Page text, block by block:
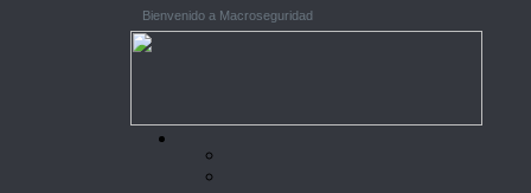
Bienvenido a Macroseguridad